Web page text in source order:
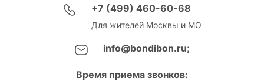
+7 (499) 460-60-68
Для жителей Москвы и МО
info@bondibon.ru;
Время приема звонков: